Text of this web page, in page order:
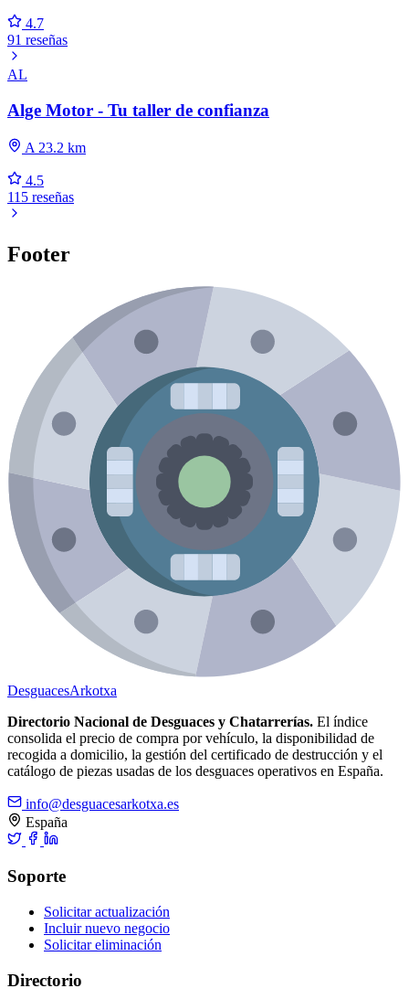
4.7
91 reseñas
AL
Alge Motor - Tu taller de confianza
A 23.2 km
4.5
115 reseñas
Footer
DesguacesArkotxa
Directorio Nacional de Desguaces y Chatarrerías. El índice
consolida el precio de compra por vehículo, la disponibilidad de
recogida a domicilio, la gestión del certificado de destrucción y el
catálogo de piezas usadas de los desguaces operativos en España.
info@desguacesarkotxa.es
España
Soporte
Solicitar actualización
Incluir nuevo negocio
Solicitar eliminación
Directorio